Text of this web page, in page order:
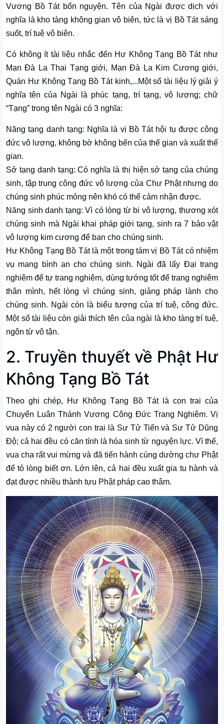
Vương Bồ Tát bổn nguyện. Tên của Ngài được dịch với
nghĩa là kho tàng không gian vô biên, tức là vị Bồ Tát sáng
suốt, trí tuệ vô biên.
Có không ít tài liệu nhắc đến Hư Không Tạng Bồ Tát như
Mạn Đà La Thai Tạng giới, Mạn Đà La Kim Cương giới,
Quán Hư Không Tạng Bồ Tát kinh,...Một số tài liệu lý giải ý
nghĩa tên của Ngài là phúc tạng, trí tạng, vô lượng; chữ
“Tạng” trong tên Ngài có 3 nghĩa:
Năng tạng danh tạng: Nghĩa là vị Bồ Tát hội tụ được công
đức vô lượng, không bờ không bến của thế gian và xuất thế
gian.
Sở tạng danh tạng: Có nghĩa là thị hiện sở tạng của chúng
sinh, tập trung công đức vô lượng của Chư Phật nhưng do
chúng sinh phúc mỏng nên khó có thể cảm nhận được.
Năng sinh danh tạng: Vì có lòng từ bi vô lượng, thương xót
chúng sinh mà Ngài khai pháp giới tạng, sinh ra 7 bảo vật
vô lượng kim cương để ban cho chúng sinh.
Hư Không Tạng Bồ Tát là một trong tám vị Bồ Tát có nhiệm
vụ mang bình an cho chúng sinh. Ngài đã lấy Đại trang
nghiêm để tự trang nghiêm, dùng tướng tốt để trang nghiêm
thân mình, hết lòng vì chúng sinh, giảng pháp lành cho
chúng sinh. Ngài còn là biểu tượng của trí tuệ, công đức.
Một số tài liệu còn giải thích tên của ngài là kho tàng trí tuệ,
ngôn từ vô tận.
2. Truyền thuyết về Phật Hư
Không Tạng Bồ Tát
Theo ghi chép, Hư Không Tạng Bồ Tát là con trai của
Chuyển Luân Thánh Vương Công Đức Trang Nghiêm. Vị
vua này có 2 người con trai là Sư Tử Tiến và Sư Tử Dũng
Độ; cả hai đều có căn tính là hóa sinh từ nguyện lực. Vì thế,
vua cha rất vui mừng và đã tiến hành cúng dường chư Phật
để tỏ lòng biết ơn. Lớn lên, cả hai đều xuất gia tu hành và
đạt được nhiều thành tựu Phật pháp cao thâm.